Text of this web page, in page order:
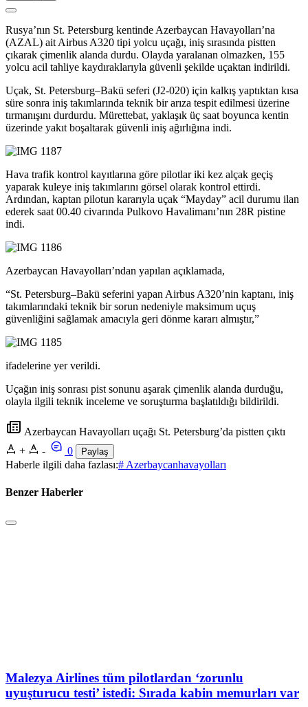
Rusya’nın St. Petersburg kentinde Azerbaycan Havayolları’na
(AZAL) ait Airbus A320 tipi yolcu uçağı, iniş sırasında pistten
çıkarak çimenlik alanda durdu. Olayda yaralanan olmazken, 155
yolcu acil tahliye kaydıraklarıyla güvenli şekilde uçaktan indirildi.
Uçak, St. Petersburg–Bakü seferi (J2-020) için kalkış yaptıktan kısa
süre sonra iniş takımlarında teknik bir arıza tespit edilmesi üzerine
tırmanışını durdurdu. Mürettebat, yaklaşık üç saat boyunca kentin
üzerinde yakıt boşaltarak güvenli iniş ağırlığına indi.
Hava trafik kontrol kayıtlarına göre pilotlar iki kez alçak geçiş
yaparak kuleye iniş takımlarını görsel olarak kontrol ettirdi.
Ardından, kaptan pilotun kararıyla uçak “Mayday” acil durumu ilan
ederek saat 00.40 civarında Pulkovo Havalimanı’nın 28R pistine
indi.
Azerbaycan Havayolları’ndan yapılan açıklamada,
“St. Petersburg–Bakü seferini yapan Airbus A320’nin kaptanı, iniş
takımlarındaki teknik bir sorun nedeniyle maksimum uçuş
güvenliğini sağlamak amacıyla geri dönme kararı almıştır,”
ifadelerine yer verildi.
Uçağın iniş sonrası pist sonunu aşarak çimenlik alanda durduğu,
olayla ilgili teknik inceleme ve soruşturma başlatıldığı bildirildi.
Azerbaycan Havayolları uçağı St. Petersburg’da pistten çıktı
+
- 0 Paylaş
Haberle ilgili daha fazlası:# Azerbaycanhavayolları
Benzer Haberler
Malezya Airlines tüm pilotlardan ‘zorunlu
uyuşturucu testi’ istedi: Sırada kabin memurları var